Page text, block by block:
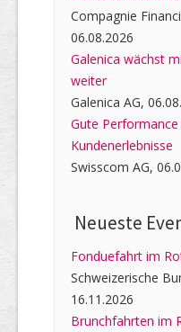
Compagnie
06.08.2026
Galenica wächst
weiter
Galenica AG,
Gute
Kundenerlebnisse
Swisscom AG,
Neueste
Fonduefahrt im
Schweizerische
16.11.2026
Brunchfahrten im